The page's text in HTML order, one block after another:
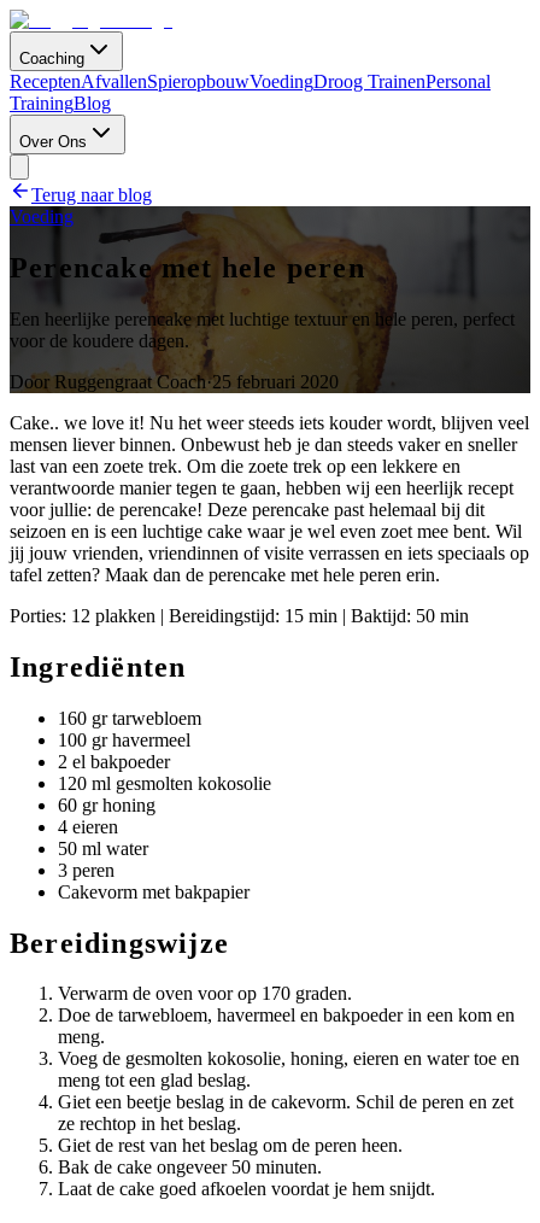
Coaching
ReceptenAfvallenSpieropbouwVoedingDroog TrainenPersonal
TrainingBlog
Over Ons
Terug naar blog
Voeding
Perencake met hele peren
Een heerlijke perencake met luchtige textuur en hele peren, perfect
voor de koudere dagen.
DoorRuggengraat Coach·25 februari 2020
Cake.. we love it! Nu het weer steeds iets kouder wordt, blijven veel
mensen liever binnen. Onbewust heb je dan steeds vaker en sneller
last van een zoete trek. Om die zoete trek op een lekkere en
verantwoorde manier tegen te gaan, hebben wij een heerlijk recept
voor jullie: de perencake! Deze perencake past helemaal bij dit
seizoen en is een luchtige cake waar je wel even zoet mee bent. Wil
jij jouw vrienden, vriendinnen of visite verrassen en iets speciaals op
tafel zetten? Maak dan de perencake met hele peren erin.
Porties: 12 plakken | Bereidingstijd: 15 min | Baktijd: 50 min
Ingrediënten
160 gr tarwebloem
100 gr havermeel
2 el bakpoeder
120 ml gesmolten kokosolie
60 gr honing
4 eieren
50 ml water
3 peren
Cakevorm met bakpapier
Bereidingswijze
Verwarm de oven voor op 170 graden.
Doe de tarwebloem, havermeel en bakpoeder in een kom en
meng.
Voeg de gesmolten kokosolie, honing, eieren en water toe en
meng tot een glad beslag.
Giet een beetje beslag in de cakevorm. Schil de peren en zet
ze rechtop in het beslag.
Giet de rest van het beslag om de peren heen.
Bak de cake ongeveer 50 minuten.
Laat de cake goed afkoelen voordat je hem snijdt.